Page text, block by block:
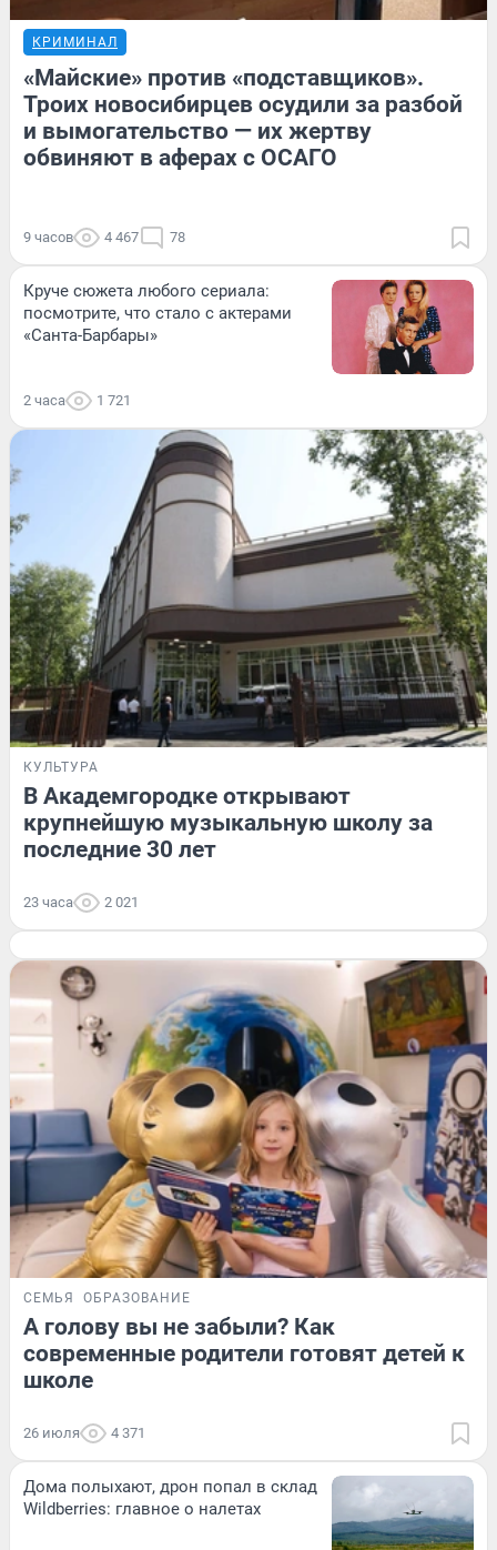
КРИМИНАЛ
«Майские» против «подставщиков».
Троих новосибирцев осудили за разбой
и вымогательство — их жертву
обвиняют в аферах с ОСАГО
9 часов 4 467 78
Круче сюжета любого сериала:
посмотрите, что стало с актерами
«Санта-Барбары»
2 часа 1 721
КУЛЬТУРА
В Академгородке открывают
крупнейшую музыкальную школу за
последние 30 лет
23 часа 2 021
СЕМЬЯ ОБРАЗОВАНИЕ
А голову вы не забыли? Как
современные родители готовят детей к
школе
26 июля 4 371
Дома полыхают, дрон попал в склад
Wildberries: главное о налетах